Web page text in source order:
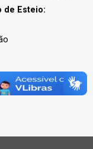
de Esteio: